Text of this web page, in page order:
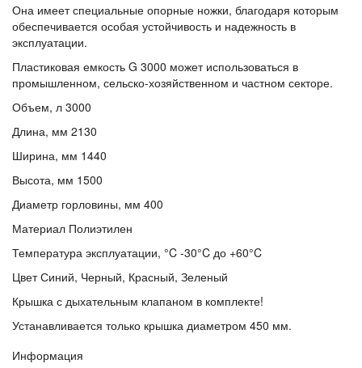
Она имеет специальные опорные ножки, благодаря которым
обеспечивается особая устойчивость и надежность в
эксплуатации.
Пластиковая емкость G 3000 может использоваться в
промышленном, сельско-хозяйственном и частном секторе.
Объем, л 3000
Длина, мм 2130
Ширина, мм 1440
Высота, мм 1500
Диаметр горловины, мм 400
Материал Полиэтилен
Температура эксплуатации, °C -30°C до +60°C
Цвет Синий, Черный, Красный, Зеленый
Крышка с дыхательным клапаном в комплекте!
Устанавливается только крышка диаметром 450 мм.
Информация